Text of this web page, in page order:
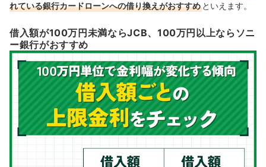
れている銀行カードローンへの借り換えがおすすめ といえます。
借入額が100万円未満ならJCB、100万円以上ならソニ
ー銀行がおすすめ